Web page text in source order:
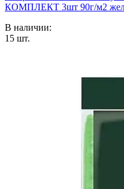
КОМПЛЕКТ 3шт 90г/м2
В наличии:
15 шт.